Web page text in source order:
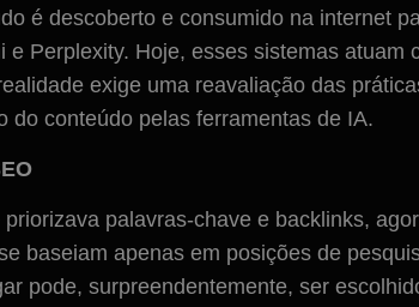
é descoberto e consumido na internet
e Perplexity. Hoje, esses sistemas
exige uma reavaliação das
do conteúdo pelas ferramentas de IA.
palavras-chave e backlinks,
baseiam apenas em posições de
pode, surpreendentemente, ser